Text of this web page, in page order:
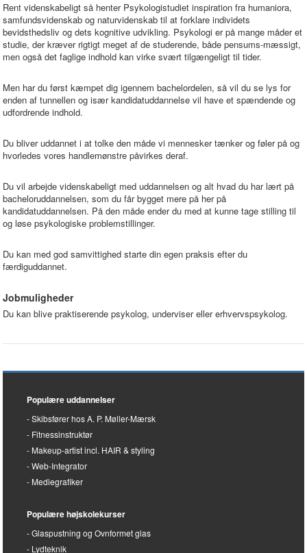
Rent videnskabeligt så henter Psykologistudiet inspiration fra humaniora,
samfundsvidenskab og naturvidenskab til at forklare individets
bevidsthedsliv og dets kognitive udvikling. Psykologi er på mange måder et
studie, der kræver rigtigt meget af de studerende, både pensums-mæssigt,
men også det faglige indhold kan virke svært tilgængeligt til tider.
Men har du først kæmpet dig igennem bachelordelen, så vil du se lys for
enden af tunnellen og især kandidatuddannelse vil have et spændende og
udfordrende indhold.
Du bliver uddannet i at tolke den måde vi mennesker tænker og føler på og
hvorledes vores handlemønstre påvirkes deraf.
Du vil arbejde videnskabeligt med uddannelsen og alt hvad du har lært på
bacheloruddannelsen, som du får bygget mere på her på
kandidatuddannelsen. På den måde ender du med at kunne tage stilling til
og løse psykologiske problemstillinger.
Du kan med god samvittighed starte din egen praksis efter du
færdiguddannet.
Jobmuligheder
Du kan blive praktiserende psykolog, underviser eller erhvervspsykolog.
Populære uddannelser
Skibsfører hos A. P. Møller-Mærsk
Fitnessinstruktør
Makeup-artist incl. HAIR & styling
Web-Integrator
Mediegrafiker
Populære højskolekurser
Glaspustning og Ovnformet glas
Lydteknik